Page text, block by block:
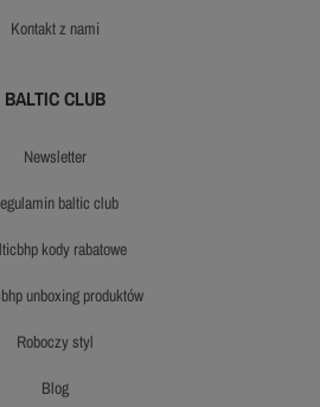
kontakt z nami
BALTIC CLUB
newsletter
regulamin baltic club
kody rabatowe
unboxing produktów
roboczy styl
blog